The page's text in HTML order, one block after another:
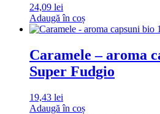
24,09 lei
Adaugă în coș
Caramele – aroma
Super Fudgio
19,43 lei
Adaugă în coș